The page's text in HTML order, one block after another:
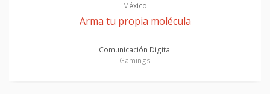
México
Arma tu propia molécula
Comunicación Digital
Gamings